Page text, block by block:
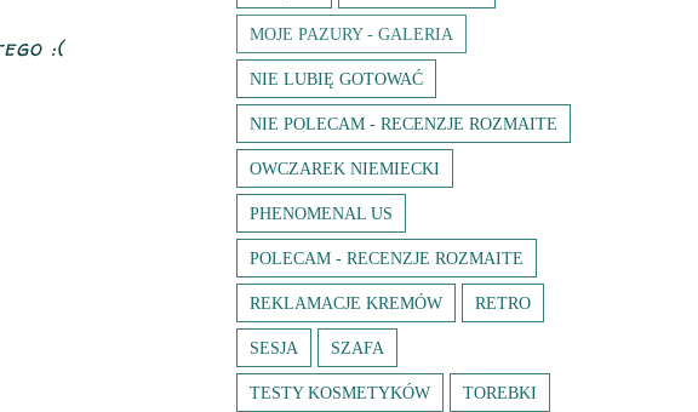
:(
MOJE PAZURY - GALERIA
NIE LUBIĘ GOTOWAĆ
NIE POLECAM - RECENZJE ROZMAITE
OWCZAREK NIEMIECKI
PHENOMENAL US
POLECAM - RECENZJE ROZMAITE
REKLAMACJE KREMÓW RETRO
SESJA SZAFA
TESTY KOSMETYKÓW TOREBKI